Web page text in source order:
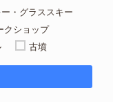
ー・グラススキー
クショップ
古墳